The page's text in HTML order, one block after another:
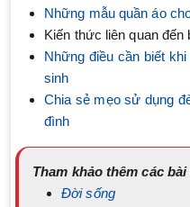
Những mẫu quần áo
Kiến thức liên quan đến
Những điều cần biết
sinh
Chia sẻ mẹo sử dụng
đình
Tham khảo thêm các
Đời sống